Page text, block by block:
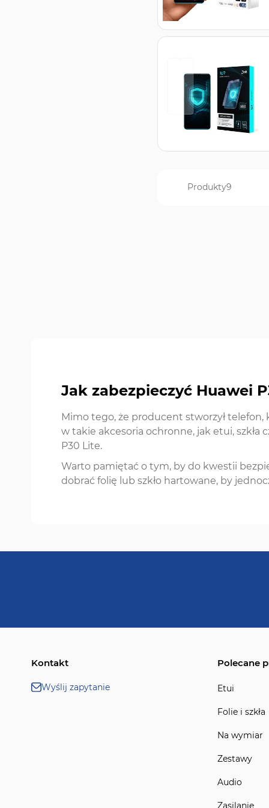
Produkty9
Jak zabezpieczyć Huawei
Mimo tego, że producent stworzył
w takie akcesoria ochronne, jak etui,
P30 Lite.
Warto pamiętać o tym, by do kwestii
dobrać folię lub szkło hartowane, by
Kontakt
Wyślij zapytanie
Polecane
Etui
Folie i szkła
Na wymiar
Zestawy
Audio
Zasilanie